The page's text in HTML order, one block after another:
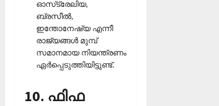
ഓസ്‌ട്രേലിയ,
ബ്രസീല്‍,
ഇന്തോനേഷ്യ എന്നീ
രാജ്യങ്ങള്‍ മുമ്പ്
സമാനമായ നിയന്ത്രണം
ഏര്‍പ്പെടുത്തിയിട്ടുണ്ട്.
10. ഫിഫ